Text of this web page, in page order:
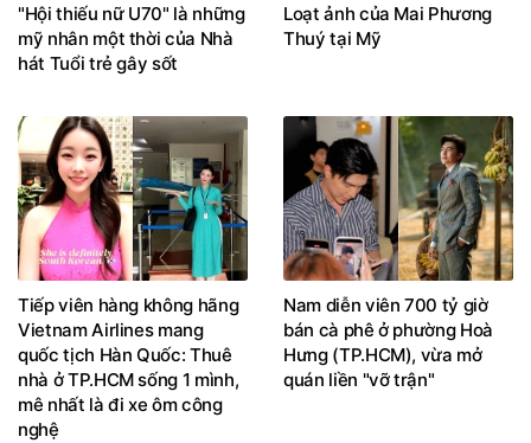
"Hội thiếu nữ U70" là những
mỹ nhân một thời của Nhà
hát Tuổi trẻ gây sốt
Loạt ảnh của Mai Phương
Thuý tại Mỹ
Tiếp viên hàng không hãng
Vietnam Airlines mang
quốc tịch Hàn Quốc: Thuê
nhà ở TP.HCM sống 1 mình,
mê nhất là đi xe ôm công
nghệ
Nam diễn viên 700 tỷ giờ
bán cà phê ở phường Hoà
Hưng (TP.HCM), vừa mở
quán liền "vỡ trận"